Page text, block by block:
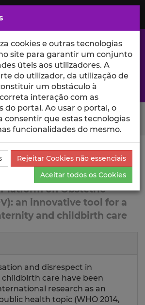
e ciência no Iscte
de Projetos Projeto
CARE
on Obstetric
an innovative tool for a
and childbirth care
and disrespect in
care have been
research as an
health topic (WHO 2014,
cookies e outras tecnologias
site para garantir um conjunto
úteis aos utilizadores. A
do utilizador, da utilização de
um obstáculo à
interação com as
do portal. Ao usar o portal, o
consentir que estas tecnologias
funcionalidades do mesmo.
Rejeitar Cookies não essenciais
Aceitar todos os Cookies